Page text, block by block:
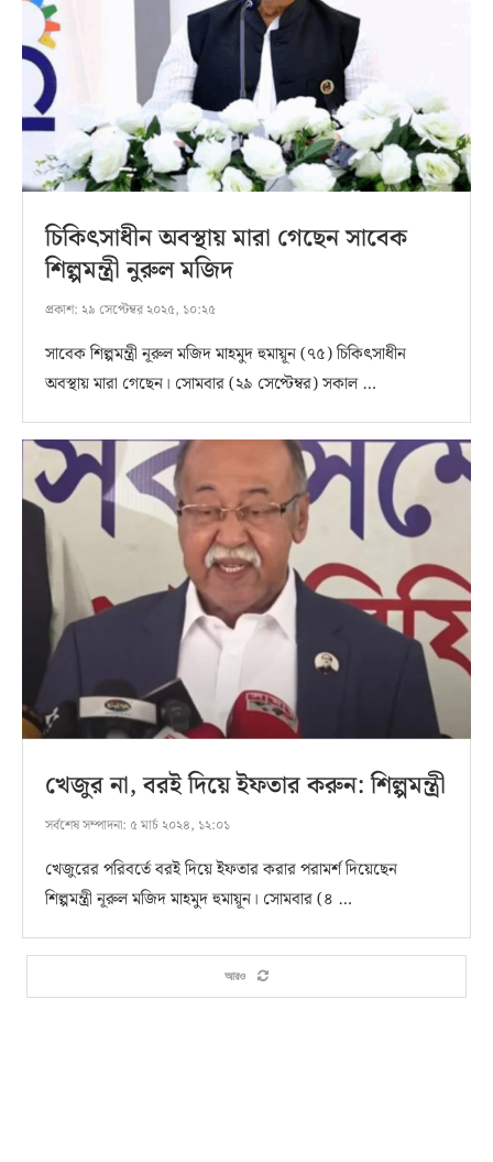
চিকিৎসাধীন অবস্থায় মারা গেছেন সাবেক
শিল্পমন্ত্রী নুরুল মজিদ
প্রকাশ: ২৯ সেপ্টেম্বর ২০২৫, ১০:২৫
সাবেক শিল্পমন্ত্রী নূরুল মজিদ মাহমুদ হুমায়ূন (৭৫) চিকিৎসাধীন
অবস্থায় মারা গেছেন। সোমবার (২৯ সেপ্টেম্বর) সকাল …
খেজুর না, বরই দিয়ে ইফতার করুন: শিল্পমন্ত্রী
সর্বশেষ সম্পাদনা: ৫ মার্চ ২০২৪, ১২:০১
খেজুরের পরিবর্তে বরই দিয়ে ইফতার করার পরামর্শ দিয়েছেন
শিল্পমন্ত্রী নূরুল মজিদ মাহমুদ হুমায়ূন। সোমবার (৪ …
আরও